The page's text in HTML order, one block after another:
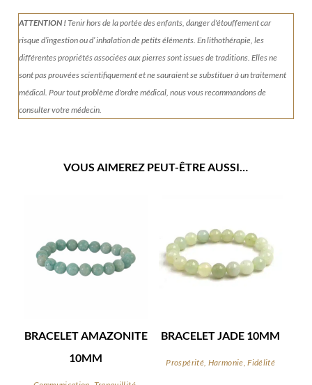
ATTENTION !Tenirhors de la portée des enfants, danger d'étouffement car
risque d’ingestion ou d’ inhalation de petits éléments.En lithothérapie, les
différentes propriétés associées aux pierres sont issues de traditions. Elles ne
sont pas prouvées scientifiquement et ne sauraient se substituer à un traitement
médical. Pour tout problème d'ordre médical, nous vous recommandons de
consulter votre médecin.
VOUS AIMEREZ PEUT-ÊTRE AUSSI…
BRACELET AMAZONITE
10MM
BRACELET JADE 10MM
Prospérité, Harmonie, Fidélité